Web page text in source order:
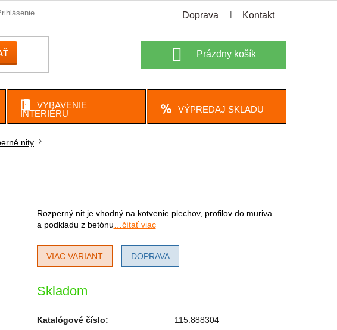
Doprava Kontakt
Nákupný
košík
Prázdny košík
VYBAVENIE
INTERIÉRU
VÝPREDAJ SKLADU
nity
Skladom
Rozperný nit je vhodný na kotvenie plechov, profilov do muriva
a podkladu z betónu …čítať viac
Katalógové číslo:
115.888304
VIAC VARIANT DOPRAVA